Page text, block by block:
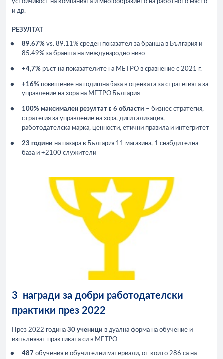
устойчивост на компанията и многообразието на работното място
и др.
РЕЗУЛТАТ
89.67% vs. 89.11% среден показател за бранша в България и
85.49% за бранша на международно ниво
+4,7% ръст на показателите на МЕТРО в сравнение с 2021 г.
+16% повишение на годишна база в оценката за стратегията за
управление на хора на МЕТРО България
100% максимален резултат в 6 области – бизнес стратегия,
стратегия за управление на хора, дигитализация,
работодателска марка, ценности, етични правила и интегритет
23 години на пазара в България 11 магазина, 1 снабдителна
база и +2100 служители
3 награди за добри работодателски
практики през 2022
През 2022 година 30 ученици в дуална форма на обучение и
изпълняват практиката си в МЕТРО
487 обучения и обучителни материали, от които 286 са на